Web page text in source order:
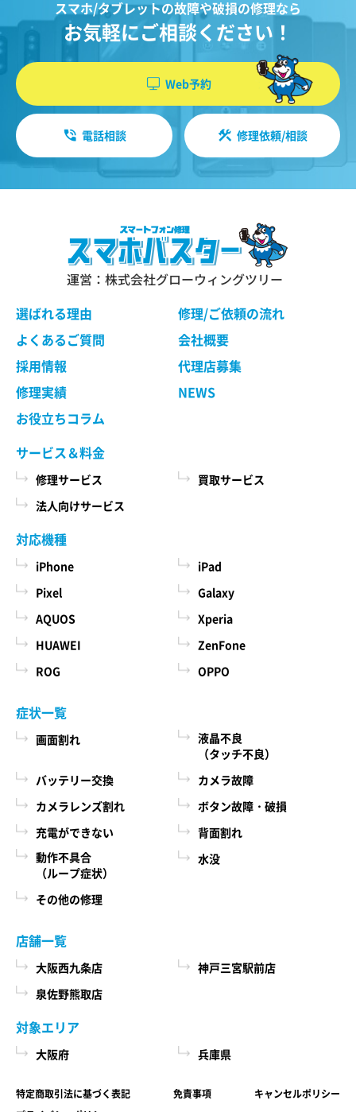
ります。
当社は、ユーザーについて、利用したサービス
やソフトウエア、購入した商品、閲覧したペー
ジや広告の履歴、検索した検索キーワード、利
用日時、利用方法、利用環境（携帯端末を通じ
てご利用の場合の当該端末の通信状態、利用に
際しての各種設定情報なども含みます）、IPア
ドレス、クッキー情報、位置情報、端末の個体
識別情報などの履歴情報および特性情報を、ユ
はページを閲覧する際に収集します。
第３条（個人情報を収集・利用する目的）
当社が個人情報を収集・利用する目的は、以下の
とおりです。
だくために、氏名、住所、連絡先、支払方法な
どの登録情報、利用されたサービスや購入され
た商品、およびそれらの代金などに関する情報
を表示する目的
ユーザーにお知らせや連絡をするためにメール
アドレスを利用する場合やユーザーに商品を送
付したり必要に応じて連絡したりするため、氏
名や住所などの連絡先情報を利用する目的
ユーザーの本人確認を行うために、氏名、生年
月日、住所、電話番号、銀行口座番号、クレジ
ットカード番号、運転免許証番号、配達証明付
き郵便の到達結果などの情報を利用する目的
ユーザーに代金を請求するために、購入された
商品名や数量、利用されたサービスの種類や期
号やクレジットカード番号などの支払に関する
情報などを利用する目的
ユーザーが簡便にデータを入力できるようにす
るために、当社に登録されている情報を入力画
面に表示させたり、ユーザーのご指示に基づい
て他のサービスなど（提携先が提供するものも
含みます）に転送したりする目的
代金の支払を遅滞したり第三者に損害を発生さ
したユーザーや、不正・不当な目的でサービス
を利用しようとするユーザーの利用をお断りす
るために、利用態様、氏名や住所など個人を特
定するための情報を利用する目的
ユーザーからのお問い合わせに対応するため
に、お問い合わせ内容や代金の請求に関する情
報など当社がユーザーに対してサービスを提供
するにあたって必要となる情報や、ユーザーの
サービス利用状況、連絡先情報などを利用する
機能・性能を修復・維持することを目的として、
本サービスを提供致します。お客様の利用目的や
機能・性能に関する特別のご要望等に合致する状
態にすることをお約束するものではありません。
修理依頼品の点検作業の結果、その状態・状況に
よっては修理等の処理ができない場合があります
ので、ご了承ください。 当社は、お客様の修理依
頼品の状態、故障部分あるいは当社の事情によ
り、修理による対応が不可能、困難または合理的
の製品・異機種を含みます）（以下「交換品」と
言います）と修理依頼品との交換をもって、本サ
ービスの提供とさせていただく場合がございま
す。交換品との交換にご同意いただけない場合
として取り扱わせていただきます。
第４条 修理の手続き
本規約に基づき当社が行う修理は、当社各店舗、
当社ホームページでご確認ください。 当社が修理
依頼品をお預かりする前に、お客様により修理依
頼品に取り付けられた記録媒体、SIMカード、ケー
ス、その他一切のもの（以下「付加物」としま
す）を修理依頼品から取り外してください。 な
お、修理依頼品に付加物が取り付けられた状態
で、お客様が修理依頼品を当社にお引渡しされた
場合、当社は、修理の過程で、付加物に生じうる
汚損、破損、紛失その他付加物に関連して生じう
る一切の損害につき責任を負いかねます。
第５条 料金について
本サービスの料金（修理料金、その他の費用を含
み、以下「サービス料金」と言います）は当社規
社各店舗、当社ホームページでも確認することが
できますが、状況、条件により実際の料金が異な
る場合がございますので、本サービスをご依頼の
際に、必ず当社各店舗へお問い合わせください。
第６条 修理部品の取扱い
本サービスで使用する交換部品は、互換製品とな
ります。 本サービスの提供による部品交換の際に
取り外した修理依頼品の部品をリサイクルや分析
などのために、当社の任意の判断で回収させてい
ただく場合があります。 回収した部品は当社の所
は廃棄等を行いますので、あらかじめご了承くだ
さい。
第７条 修理保証について
当社がおこなった修理において、修理完了日（当
社所定の処理が完了し、修理依頼品をお客様に引
品)または3ヶ月以内(その他の修理対応)に修理依頼
スマホ/タブレットの故障や破損の修理なら
お気軽にご相談ください！
Web予約
電話相談 修理依頼/相談
運営：株式会社グローウィングツリー
選ばれる理由
修理/ご依頼の流れ
よくあるご質問
会社概要
採用情報
代理店募集
修理実績
NEWS
お役立ちコラム
サービス＆料金
修理サービス
買取サービス
法人向けサービス
対応機種
iPhone
iPad
Pixel
Galaxy
AQUOS
Xperia
HUAWEI
ZenFone
ROG
OPPO
症状一覧
画面割れ
液晶不良
（タッチ不良）
バッテリー交換
カメラ故障
カメラレンズ割れ
ボタン故障・破損
充電ができない
背面割れ
動作不具合
（ループ症状）
水没
その他の修理
店舗一覧
大阪西九条店
神戸三宮駅前店
泉佐野熊取店
対象エリア
大阪府 兵庫県
特定商取引法に基づく表記 免責事項
キャンセルポリシー